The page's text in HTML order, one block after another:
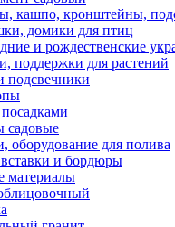
кашпо, кронштейны,
домики для птиц
и рождественские
поддержки для растений
подсвечники
садовые
оборудование для полива
и бордюры
материалы